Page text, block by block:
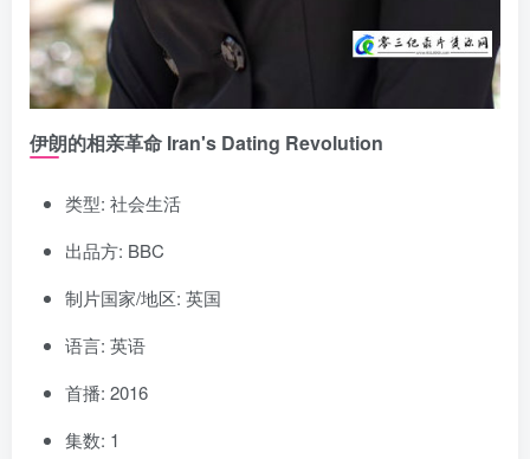
伊朗的相亲革命 Iran's Dating Revolution
类型: 社会生活
出品方: BBC
制片国家/地区: 英国
语言: 英语
首播: 2016
集数: 1